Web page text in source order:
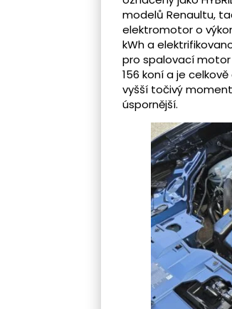
modelů Renaultu,
elektromotor o
kWh a
pro spalovací motor
156 koní a je
vyšší točivý
úspornější.